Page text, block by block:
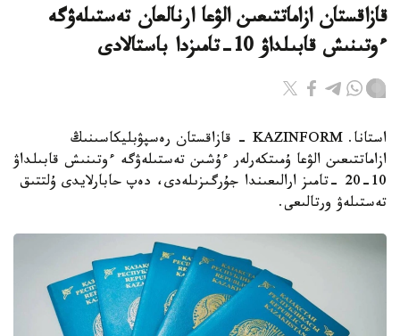
قازاقستان ازاماتتىعىن الۋعا ارنالعان تەستىلەۋگە
ءوتىنىش قابىلداۋ 10-تامىزدا باستالادى
استانا. KAZINFORM - قازاقستان رەسپۋبليكاسىنىڭ
ازاماتتىعىن الۋعا ۇمىتكەرلەر ءۇشىن تەستىلەۋگە ءوتىنىش قابىلداۋ
10-20 -تامىز ارالىعىندا جۇرگىزىلەدى، دەپ حابارلايدى ۇلتتىق
تەستىلەۋ ورتالىعى.